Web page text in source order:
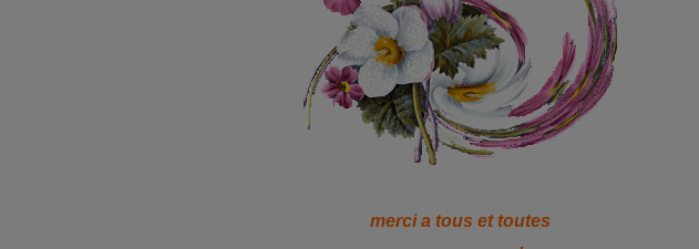
merci a tous et toutes